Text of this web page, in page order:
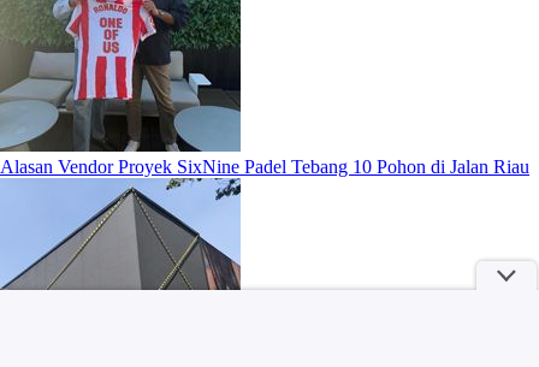
Alasan Vendor Proyek SixNine Padel Tebang 10 Pohon di Jalan Riau